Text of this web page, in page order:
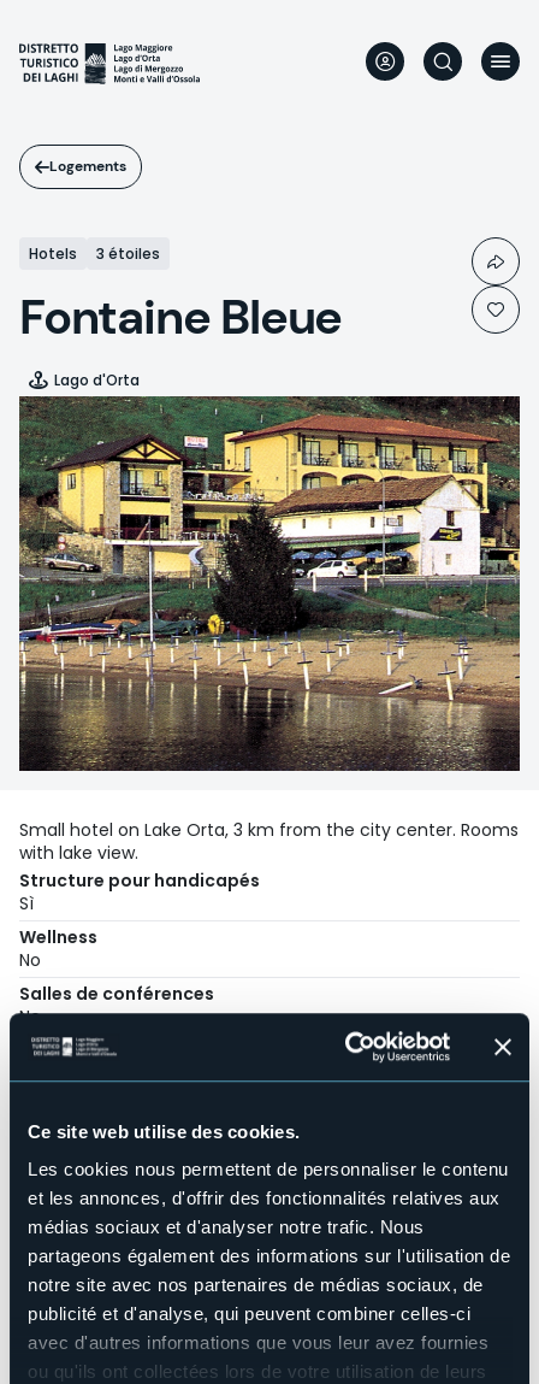
Ce site web utilise des cookies.
Les cookies nous permettent de personnaliser le contenu
et les annonces, d'offrir des fonctionnalités relatives aux
médias sociaux et d'analyser notre trafic. Nous
partageons également des informations sur l'utilisation de
notre site avec nos partenaires de médias sociaux, de
publicité et d'analyse, qui peuvent combiner celles-ci
avec d'autres informations que vous leur avez fournies
ou qu'ils ont collectées lors de votre utilisation de leurs
contenu
principal
Logements
Hotels 3 étoiles
Fontaine Bleue
Lago d'Orta
Small hotel on Lake Orta, 3 km from the city center. Rooms
with lake view.
Structure pour handicapés
Sì
Wellness
No
Salles de conférences
No
Piscine
Sì
Nombres de chambres
Nombres de lits
E-mail
Site Internet
https://www.hotelfontainebleue.it/